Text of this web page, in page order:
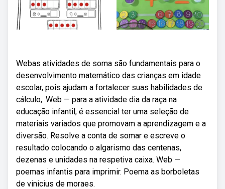
Webas atividades de soma são fundamentais para o
desenvolvimento matemático das crianças em idade
escolar, pois ajudam a fortalecer suas habilidades de
cálculo,. Web — para a atividade dia da raça na
educação infantil, é essencial ter uma seleção de
materiais variados que promovam a aprendizagem e a
diversão. Resolve a conta de somar e escreve o
resultado colocando o algarismo das centenas,
dezenas e unidades na respetiva caixa. Web —
poemas infantis para imprimir. Poema as borboletas
de vinicius de moraes.